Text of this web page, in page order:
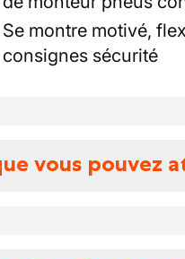
Se montre motivé,
consignes sécurité
vous pouvez